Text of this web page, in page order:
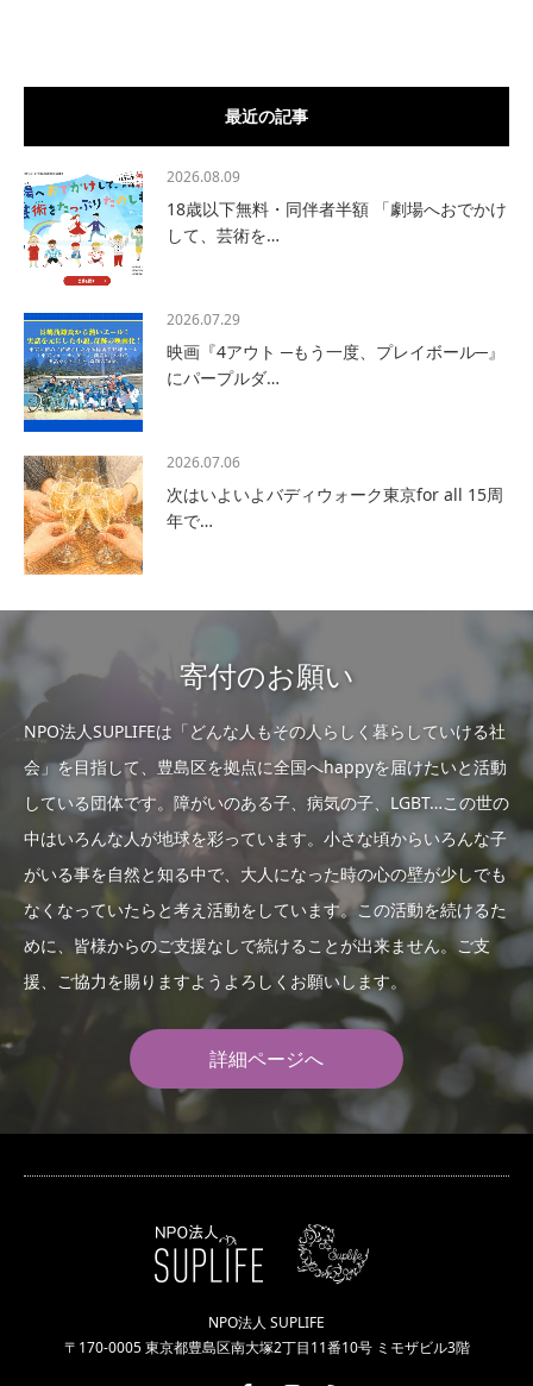
最近の記事
2026.08.09
18歳以下無料・同伴者半額 「劇場へおでかけ
して、芸術を…
2026.07.29
映画『4アウト ─もう一度、プレイボール─』
にパープルダ…
2026.07.06
次はいよいよバディウォーク東京for all 15周
年で…
寄付のお願い
NPO法人SUPLIFEは「どんな人もその人らしく暮らしていける社
会」を目指して、豊島区を拠点に全国へhappyを届けたいと活動
している団体です。障がいのある子、病気の子、LGBT…この世の
中はいろんな人が地球を彩っています。小さな頃からいろんな子
がいる事を自然と知る中で、大人になった時の心の壁が少しでも
なくなっていたらと考え活動をしています。この活動を続けるた
めに、皆様からのご支援なしで続けることが出来ません。ご支
援、ご協力を賜りますようよろしくお願いします。
詳細ページへ
NPO法人 SUPLIFE
〒170-0005 東京都豊島区南大塚2丁目11番10号 ミモザビル3階